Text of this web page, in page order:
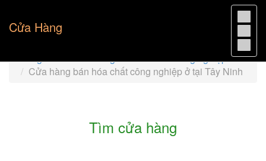
Cửa Hàng
Trang chủ
Cửa hàng bán hóa chất công nghiệp
Cửa hàng bán hóa chất công nghiệp ở tại Tây Ninh
Tìm cửa hàng